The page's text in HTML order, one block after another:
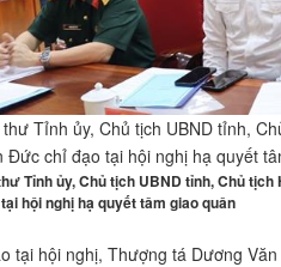
thư Tỉnh ủy, Chủ tịch UBND tỉnh,
Đức chỉ đạo tại hội nghị hạ quyết
Tỉnh ủy, Chủ tịch UBND tỉnh, Chủ
hội nghị hạ quyết tâm giao quân
tại hội nghị, Thượng tá Dương